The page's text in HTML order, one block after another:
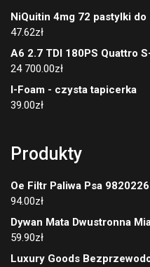
NiQuitin 4mg 72 pastylki do
47.62zł
A6 2.7 TDI 180PS Quattro
24 700.00zł
I-Foam - czysta tapicerka
39.00zł
Produkty
Oe Filtr Paliwa Psa
94.00zł
Dywan Mata Dwustronna
59.90zł
Luxury Goods